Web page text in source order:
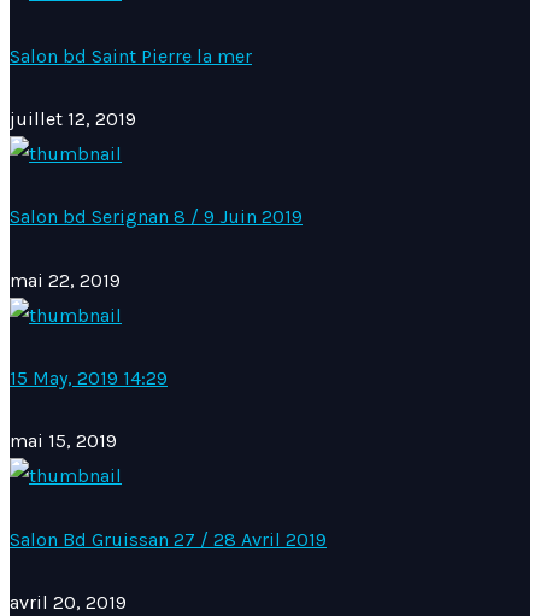
Salon bd Saint Pierre la mer
juillet 12, 2019
Salon bd Serignan 8 / 9 Juin 2019
mai 22, 2019
15 May, 2019 14:29
mai 15, 2019
Salon Bd Gruissan 27 / 28 Avril 2019
avril 20, 2019